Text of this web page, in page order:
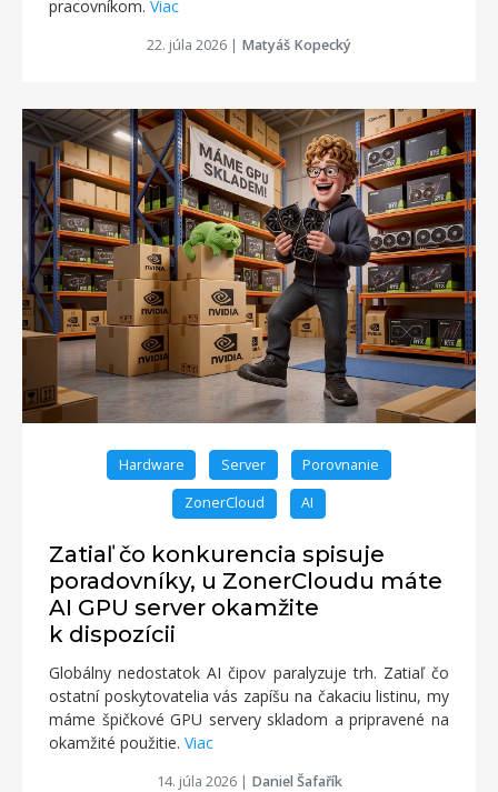
pracovníkom. Viac
22. júla 2026 | Matyáš Kopecký
Hardware Server Porovnanie
ZonerCloud AI
Zatiaľ čo konkurencia spisuje
poradovníky, u ZonerCloudu máte
AI GPU server okamžite
k dispozícii
Globálny nedostatok AI čipov paralyzuje trh. Zatiaľ čo
ostatní poskytovatelia vás zapíšu na čakaciu listinu, my
máme špičkové GPU servery skladom a pripravené na
okamžité použitie. Viac
14. júla 2026| Daniel Šafařík